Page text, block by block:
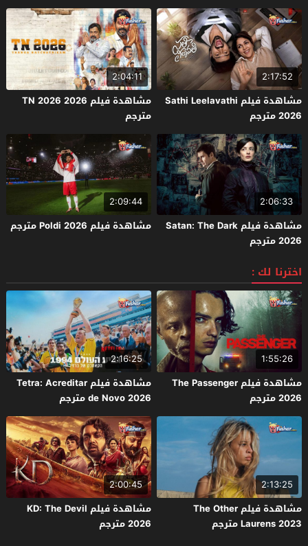
2:17:52
مشاهدة فيلم Sathi Leelavathi
2026 مترجم
2:04:11
مشاهدة فيلم TN 2026 2026
مترجم
2:06:33
مشاهدة فيلم Satan: The Dark
2026 مترجم
2:09:44
مشاهدة فيلم Poldi 2026 مترجم
اخترنا لك :
1:55:26
مشاهدة فيلم The Passenger
2026 مترجم
2:16:25
مشاهدة فيلم Tetra: Acreditar
de Novo 2026 مترجم
2:13:25
مشاهدة فيلم The Other
Laurens 2023 مترجم
2:00:45
مشاهدة فيلم KD: The Devil
2026 مترجم